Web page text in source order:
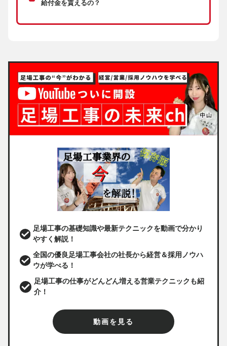
給付金を貰えるの？
足場工事の基礎知識や最新テクニックを動画で分かり
やすく解説！
全国の優良足場工事会社の社長から経営＆採用ノウハ
ウが学べる！
足場工事の仕事がどんどん増える営業テクニックも紹
介！
動画を見る